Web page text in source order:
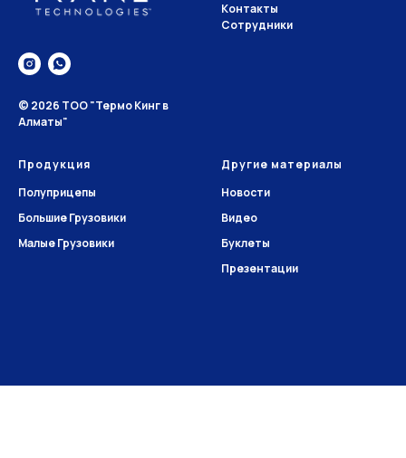
© 2026 ТОО "Термо Кинг в
Алматы"
Контакты
Сотрудники
Продукция
Полуприцепы
Большие Грузовики
Малые Грузовики
Другие материалы
Новости
Видео
Буклеты
Презентации